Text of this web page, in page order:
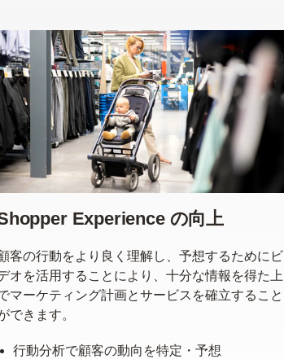
Experience の向上
客の行動をより良く理解し、予想するためにビ
オを活用することにより、十分な情報を得た上
マーケティング計画とサービスを確立すること
できます。
行動分析で顧客の動向を特定・予想